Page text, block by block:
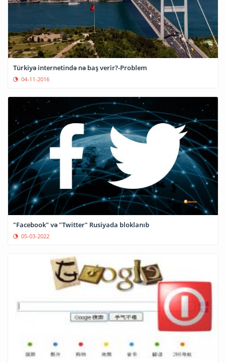
Türkiyə internetində nə baş verir?-Problem
04-11-2016
"Facebook" və "Twitter" Rusiyada bloklanıb
05-03-2022